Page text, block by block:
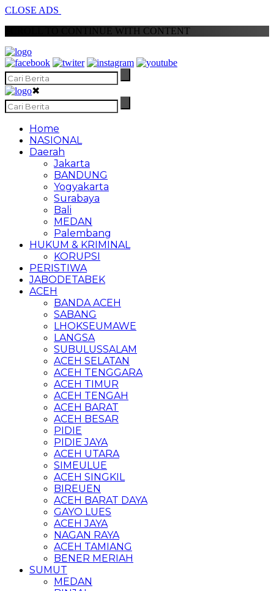
CLOSE ADS
SCROLL TO CONTINUE WITH CONTENT
✖
Home
NASIONAL
Daerah
Jakarta
BANDUNG
Yogyakarta
Surabaya
Bali
MEDAN
Palembang
HUKUM & KRIMINAL
KORUPSI
PERISTIWA
JABODETABEK
ACEH
BANDA ACEH
SABANG
LHOKSEUMAWE
LANGSA
SUBULUSSALAM
ACEH SELATAN
ACEH TENGGARA
ACEH TIMUR
ACEH TENGAH
ACEH BARAT
ACEH BESAR
PIDIE
PIDIE JAYA
ACEH UTARA
SIMEULUE
ACEH SINGKIL
BIREUEN
ACEH BARAT DAYA
GAYO LUES
ACEH JAYA
NAGAN RAYA
ACEH TAMIANG
BENER MERIAH
SUMUT
MEDAN